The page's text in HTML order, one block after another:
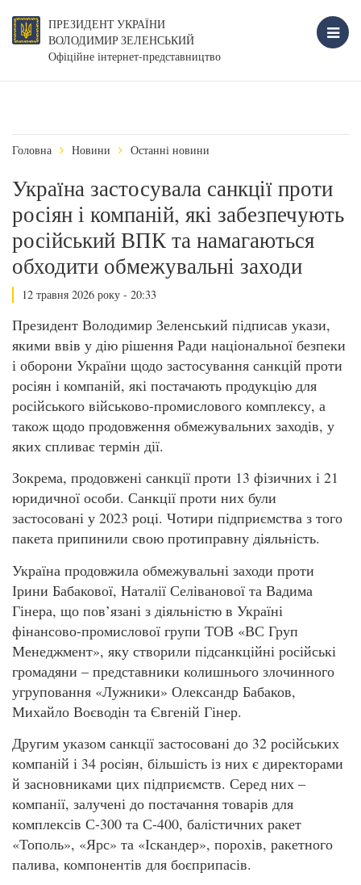
ПРЕЗИДЕНТ УКРАЇНИ
ВОЛОДИМИР ЗЕЛЕНСЬКИЙ
Офіційне інтернет-представництво
Головна Новини Останні новини
Україна застосувала санкції проти
росіян і компаній, які забезпечують
російський ВПК та намагаються
обходити обмежувальні заходи
12 травня 2026 року - 20:33
Президент Володимир Зеленський підписав укази,
якими ввів у дію рішення Ради національної безпеки
і оборони України щодо застосування санкцій проти
росіян і компаній, які постачають продукцію для
російського військово-промислового комплексу, а
також щодо продовження обмежувальних заходів, у
яких спливає термін дії.
Зокрема, продовжені санкції проти 13 фізичних і 21
юридичної особи. Санкції проти них були
застосовані у 2023 році. Чотири підприємства з того
пакета припинили свою протиправну діяльність.
Україна продовжила обмежувальні заходи проти
Ірини Бабакової, Наталії Селіванової та Вадима
Гінера, що пов’язані з діяльністю в Україні
фінансово-промислової групи ТОВ «ВС Груп
Менеджмент», яку створили підсанкційні російські
громадяни – представники колишнього злочинного
угруповання «Лужники» Олександр Бабаков,
Михайло Воєводін та Євгеній Гінер.
Другим указом санкції застосовані до 32 російських
компаній і 34 росіян, більшість із них є директорами
й засновниками цих підприємств. Серед них –
компанії, залучені до постачання товарів для
комплексів С-300 та С-400, балістичних ракет
«Тополь», «Ярс» та «Іскандер», порохів, ракетного
палива, компонентів для боєприпасів.